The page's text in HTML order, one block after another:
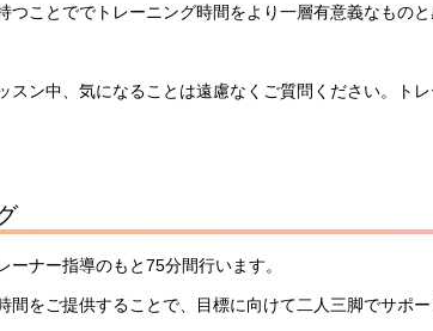
ことででトレーニング時間をより一層有意義なもの
ン中、気になることは遠慮なくご質問ください。ト
ナー指導のもと75分間行います。
をご提供することで、目標に向けて二人三脚でサポー